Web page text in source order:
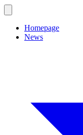
Homepage
News